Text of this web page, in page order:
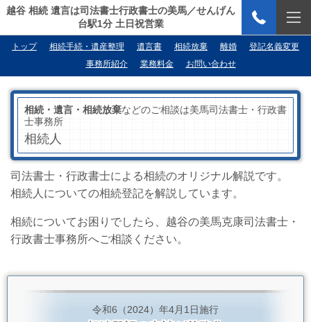
越谷 相続 遺言は司法書士行政書士の美馬／せんげん
台駅1分 土日祝営業
トップ 相続手続・遺産整理 遺言書 相続放棄 離婚
登記名義変更
事務所紹介
業務料金 お問い合わせ
相続・遺言・相続放棄などのご相談は美馬司法書士・行政書
士事務所
相続人
司法書士・行政書士による相続のオリジナル解説です。
相続人についての相続登記を解説しています。
相続についてお困りでしたら、越谷の美馬克康司法書士・
行政書士事務所へご相談ください。
令和6（2024）年4月1日施行